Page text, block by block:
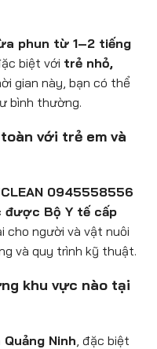
phun từ 1–2 tiếng
biệt với trẻ nhỏ,
gian này, bạn có thể
bình thường.
với trẻ em và
0945558556
được Bộ Y tế cấp
cho người và vật nuôi
và quy trình kỹ thuật.
khu vực nào tại
Ninh , đặc biệt